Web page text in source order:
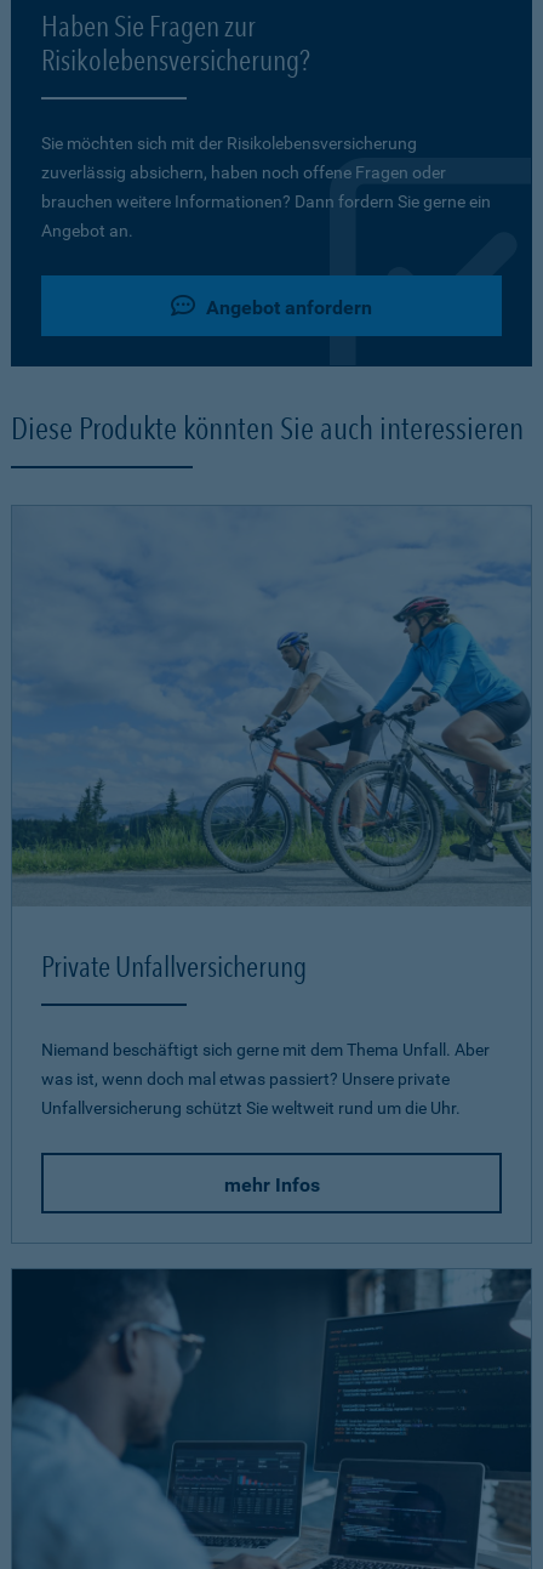
Haben Sie Fragen zur
Risikolebensversicherung?
Sie möchten sich mit der Risikolebensversicherung
zuverlässig absichern, haben noch offene Fragen oder
brauchen weitere Informationen? Dann fordern Sie gerne ein
Angebot an.
Angebot anfordern
Diese Produkte könnten Sie auch interessieren
Private Unfallversicherung
Niemand beschäftigt sich gerne mit dem Thema Unfall. Aber
was ist, wenn doch mal etwas passiert? Unsere private
Unfallversicherung schützt Sie weltweit rund um die Uhr.
mehr Infos